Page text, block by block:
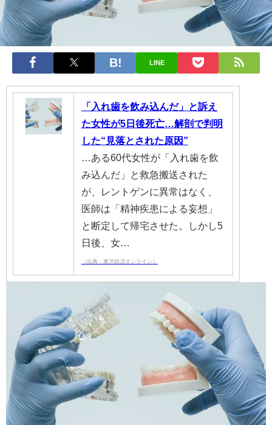
LINE
「入れ歯を飲み込んだ」と訴え
た女性が5日後死亡…解剖で判明
した“見落とされた原因”
…ある60代女性が「入れ歯を飲
み込んだ」と救急搬送された
が、レントゲンに異常はなく、
医師は「精神疾患による妄想」
と断定して帰宅させた。しかし5
日後、女…
（出典：東洋経済オンライン）